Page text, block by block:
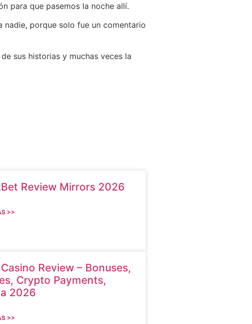
para que pasemos la noche allí.
nadie, porque solo fue un comentario
sus historias y muchas veces la
Review Mirrors 2026
>>
Review – Bonuses,
Crypto Payments,
2026
>>